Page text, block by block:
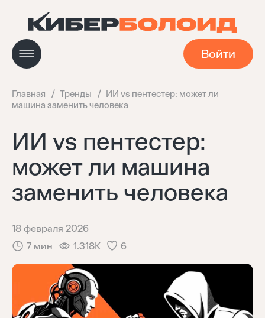
Войти
Кейсы
Мастерская
Навигатор технологий
Тренды
Главная Тренды
ИИ vs пентестер: может ли
машина заменить человека
ИИ vs пентестер:
может ли машина
заменить человека
7 мин 1.318K 6
18 февраля 2026